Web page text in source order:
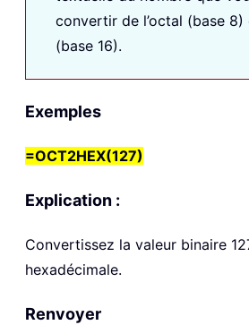
convertir de l’octal (base 8)
(base 16).
Exemples
=OCT2HEX(127)
Explication :
Convertissez la valeur binaire
hexadécimale.
Renvoyer